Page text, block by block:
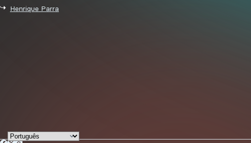
Henrique Parra